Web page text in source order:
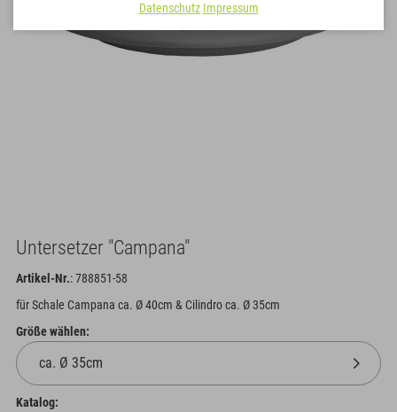
Untersetzer "Campana"
Artikel-Nr.: 788851-58
für Schale Campana ca. Ø 40cm & Cilindro ca. Ø 35cm
Größe wählen:
Katalog:
Datenschutz Impressum